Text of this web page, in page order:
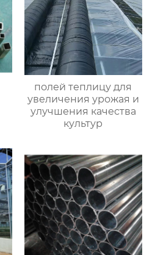
полей теплицу для
увеличения урожая и
улучшения качества
культур